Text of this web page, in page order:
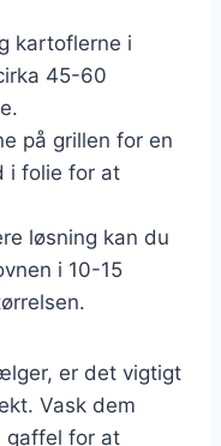
kartoflerne i
45-60
på grillen for en
i folie for at
løsning kan du
i 10-15
er det vigtigt
Vask dem
gaffel for at